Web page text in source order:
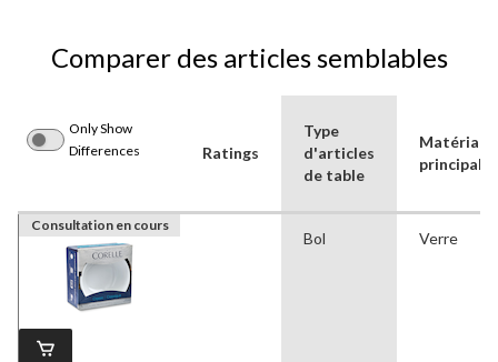
Comparer des articles semblables
Only Show
Differences
Ratings
Type
d'articles
de table
Matériau
principal
Consultation en cours
Bol Verre